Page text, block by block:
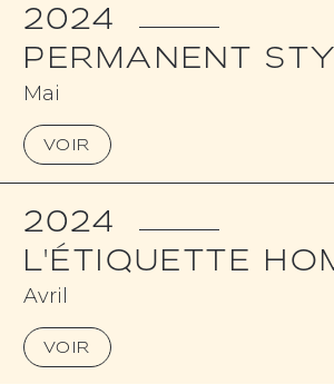
2024
PERMANENT
Mai
VOIR
2024
L'ÉTIQUETTE
Avril
VOIR